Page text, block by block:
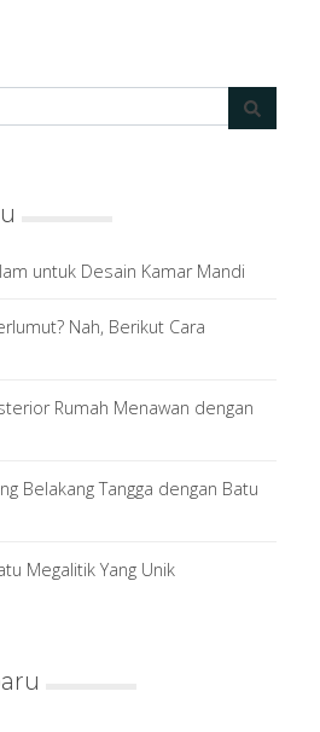
untuk Desain Kamar Mandi
Nah, Berikut Cara
Rumah Menawan dengan
Belakang Tangga dengan Batu
Megalitik Yang Unik